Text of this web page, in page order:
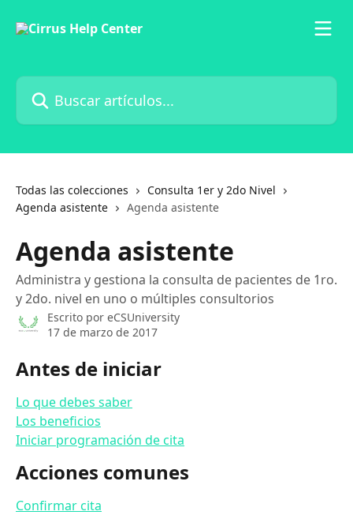
Buscar artículos...
Todas las colecciones
Consulta 1er y 2do Nivel
Agenda asistente
Agenda asistente
Agenda asistente
Administra y gestiona la consulta de pacientes de 1ro.
y 2do. nivel en uno o múltiples consultorios
Escrito por eCSUniversity
17 de marzo de 2017
Antes de iniciar
Lo que debes saber
Los beneficios
Iniciar programación de cita
Acciones comunes
Confirmar cita